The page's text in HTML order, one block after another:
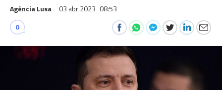
Agência Lusa 03 abr 2023 08:53
0